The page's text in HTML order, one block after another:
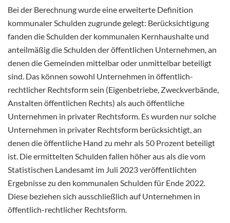
Bei der Berechnung wurde eine erweiterte Definition
kommunaler Schulden zugrunde gelegt: Berücksichtigung
fanden die Schulden der kommunalen Kernhaushalte und
anteilmäßig die Schulden der öffentlichen Unternehmen, an
denen die Gemeinden mittelbar oder unmittelbar beteiligt
sind. Das können sowohl Unternehmen in öffentlich-
rechtlicher Rechtsform sein (Eigenbetriebe, Zweckverbände,
Anstalten öffentlichen Rechts) als auch öffentliche
Unternehmen in privater Rechtsform. Es wurden nur solche
Unternehmen in privater Rechtsform berücksichtigt, an
denen die öffentliche Hand zu mehr als 50 Prozent beteiligt
ist. Die ermittelten Schulden fallen höher aus als die vom
Statistischen Landesamt im Juli 2023 veröffentlichten
Ergebnisse zu den kommunalen Schulden für Ende 2022.
Diese beziehen sich ausschließlich auf Unternehmen in
öffentlich-rechtlicher Rechtsform.